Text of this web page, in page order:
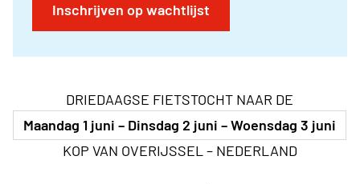
Inschrijven op wachtlijst
DRIEDAAGSE FIETSTOCHT NAAR DE
Maandag 1 juni – Dinsdag 2 juni – Woensdag 3 juni
KOP VAN OVERIJSSEL – NEDERLAND